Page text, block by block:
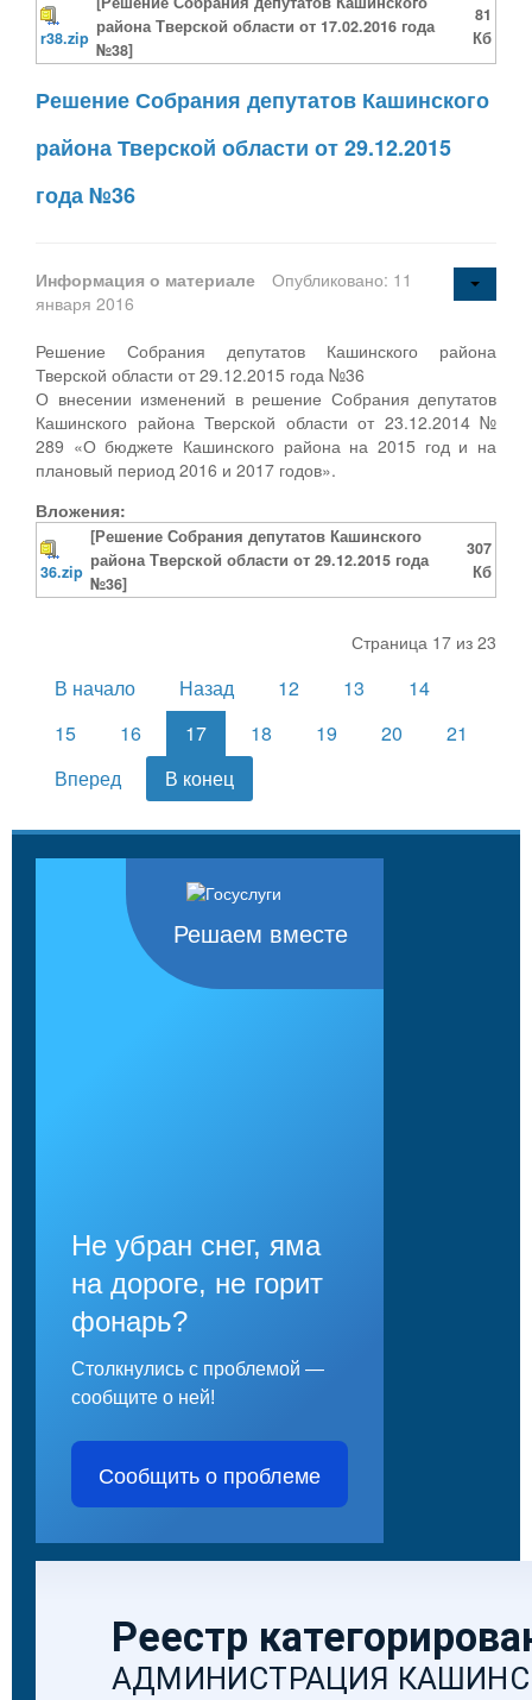
r38.zip
района Тверской области от 17.02.2016 года
№38]
81
Кб
Решение Собрания депутатов Кашинского
района Тверской области от 29.12.2015
года №36
Информация о материале
Опубликовано: 11
января 2016
Решение Собрания депутатов Кашинского района
Тверской области от 29.12.2015 года №36
О внесении изменений в решение Собрания депутатов
Кашинского района Тверской области от 23.12.2014 №
289 «О бюджете Кашинского района на 2015 год и на
плановый период 2016 и 2017 годов».
Вложения:
36.zip
[Решение Собрания депутатов Кашинского
района Тверской области от 29.12.2015 года
№36]
307
Кб
Страница 17 из 23
В начало Назад 12 13
14
15
16 17 18 19 20
21
Вперед
В конец
Решаем вместе
Не убран снег, яма
на дороге, не горит
фонарь?
Столкнулись с проблемой —
сообщите о ней!
Сообщить о проблеме